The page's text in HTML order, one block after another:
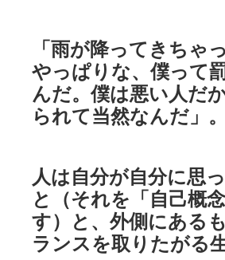
「雨が降ってきちゃ
やっぱりな、僕って
んだ。僕は悪い人だ
られて当然なんだ」。
人は自分が自分に思
と（それを「自己概
す）と、外側にある
ランスを取りたがる生